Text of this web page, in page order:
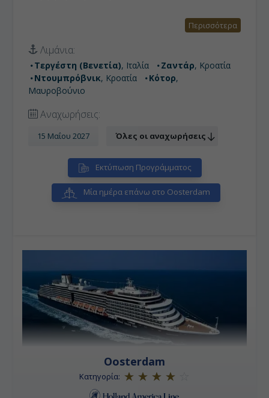
Περισσότερα
Λιμάνια:
Τεργέστη (Βενετία), Ιταλία Ζαντάρ, Κροατία
Ντουμπρόβνικ, Κροατία Κότορ,
Μαυροβούνιο
Αναχωρήσεις:
15 Μαΐου 2027 Όλες οι αναχωρήσεις
Εκτύπωση Προγράμματος
Μία ημέρα επάνω στο Oosterdam
Oosterdam
Κατηγορία: